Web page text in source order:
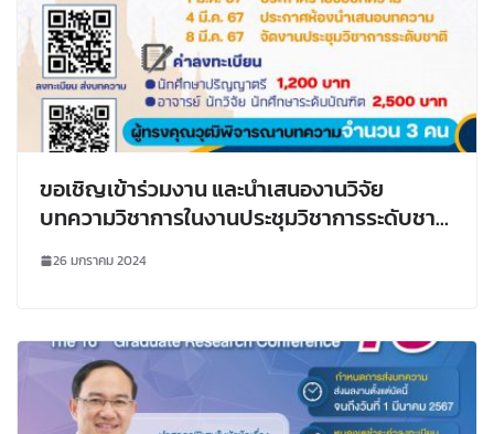
ขอเชิญเข้าร่วมงาน และนำเสนองานวิจัย
บทความวิชาการในงานประชุมวิชาการระดับชาติ
(NCTIM 2024)
26 มกราคม 2024